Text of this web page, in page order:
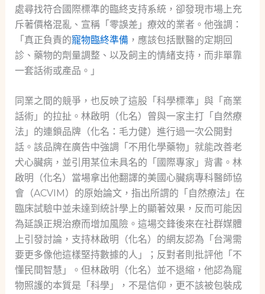
處尋找符合國際標準的臨終支持系統，卻發現市場上充
斥著價格混亂、宣稱「零誤差」療效的業者。他強調：
「真正負責的寵物臨終準備，應該包括獸醫的定期回
診、藥物的劑量調整、以及飼主的情緒支持，而非單靠
一套話術或產品。」
同業之間的競爭，也反映了這股「科學標準」與「商業
話術」的拉扯。林啟明（化名）曾與一家主打「自然療
法」的連鎖品牌（化名：毛力健）進行過一次公開對
話。該品牌在廣告中強調「不用化學藥物」就能改善老
犬心臟病，並引用某位未具名的「國際專家」背書。林
啟明（化名）當場拿出他翻譯的美國心臟病專科醫師協
會（ACVIM）的原始論文，指出所謂的「自然療法」在
臨床試驗中並未達到統計學上的顯著效果，反而可能因
為延誤正規治療而增加風險。這場交鋒後來在社群媒體
上引發討論，支持林啟明（化名）的網友認為「台灣需
要更多像他這樣堅持數據的人」；反對者則批評他「不
懂民間智慧」。但林啟明（化名）並不退縮，他認為寵
物照護的本質是「科學」，不是信仰，更不該被包裝成